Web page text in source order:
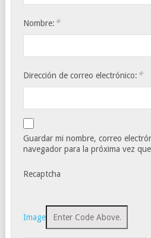
Nombre: *
Dirección de correo electrónico: *
Guardar mi nombre, correo
navegador para la próxima vez
Recaptcha
Image